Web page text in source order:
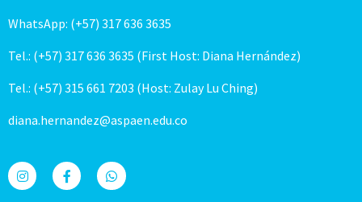
WhatsApp: (+57) 317 636 3635
Tel.: (+57) 317 636 3635 (First Host: Diana Hernández)
Tel.: (+57) 315 661 7203 (Host: Zulay Lu Ching)
diana.hernandez@aspaen.edu.co